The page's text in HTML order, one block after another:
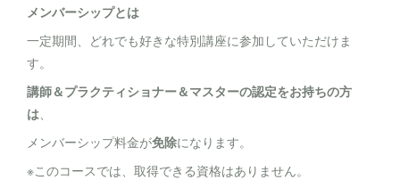
メンバーシップとは
一定期間、どれでも好きな特別講座に参加していただけま
す。
講師＆プラクティショナー＆マスターの認定をお持ちの方
は、
メンバーシップ料金が免除になります。
※このコースでは、取得できる資格はありません。